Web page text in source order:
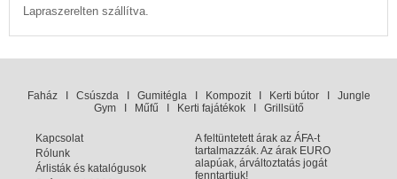
Lapraszerelten szállítva.
FaházI CsúszdaI GumitéglaI KompozitI Kerti bútorI Jungle
GymI Műfű Kerti fajátékokI Grillsütő
Kapcsolat
Rólunk
Árlisták és katalógusok
A feltüntetett árak az ÁFA-t
tartalmazzák. Az árak EURO
alapúak, árváltoztatás jogát
fenntartjuk!